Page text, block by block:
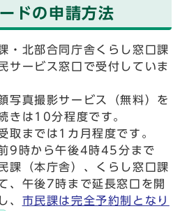
ドの申請方法
・北部合同庁舎くらし窓口課
サービス窓口で受付していま
写真撮影サービス（無料）を
きは10分程度です。
取までは1カ月程度です。
9時から午後4時45分まで
課（本庁舎）、くらし窓口課
、午後7時まで延長窓口を開
、 市民課は完全予約制となり